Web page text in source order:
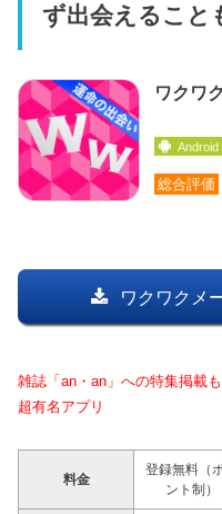
ず出会えること
ワクワ
Android
総合評価
ワクワクメ
雑誌「an・an」への特集掲載
超有名アプリ
料金
登録無料（
ント制）